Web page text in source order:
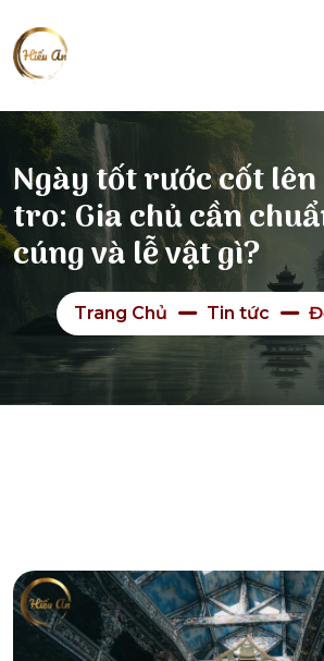
Ngày tốt rước cốt
tro: Gia chủ cần
cúng và lễ vật gì?
Trang Chủ Tin tức